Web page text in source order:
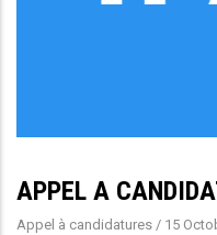
APPEL A
Appel à candidatures / 15